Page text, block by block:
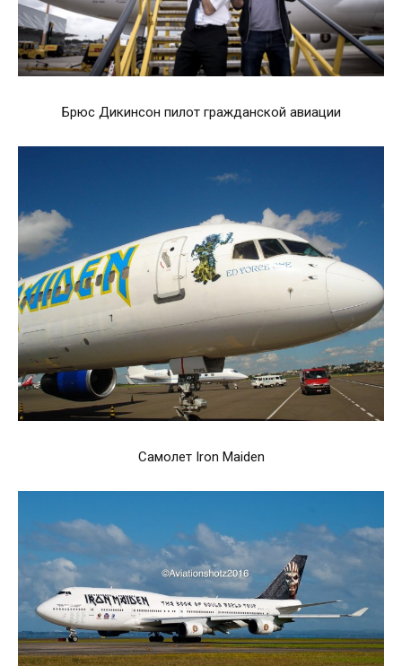
Брюс Дикинсон пилот гражданской авиации
Самолет Iron Maiden